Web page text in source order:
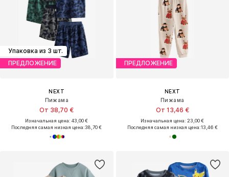
Упаковка из 3 шт.
ПРЕДЛОЖЕНИЕ
NEXT
Пижама
От 38,70 €
Изначальная цена: 43,00 €
Последняя самая низкая цена:38,70 €
ПРЕДЛОЖЕНИЕ
NEXT
Пижама
От 13,46 €
Изначальная цена: 23,00 €
Последняя самая низкая цена:13,46 €